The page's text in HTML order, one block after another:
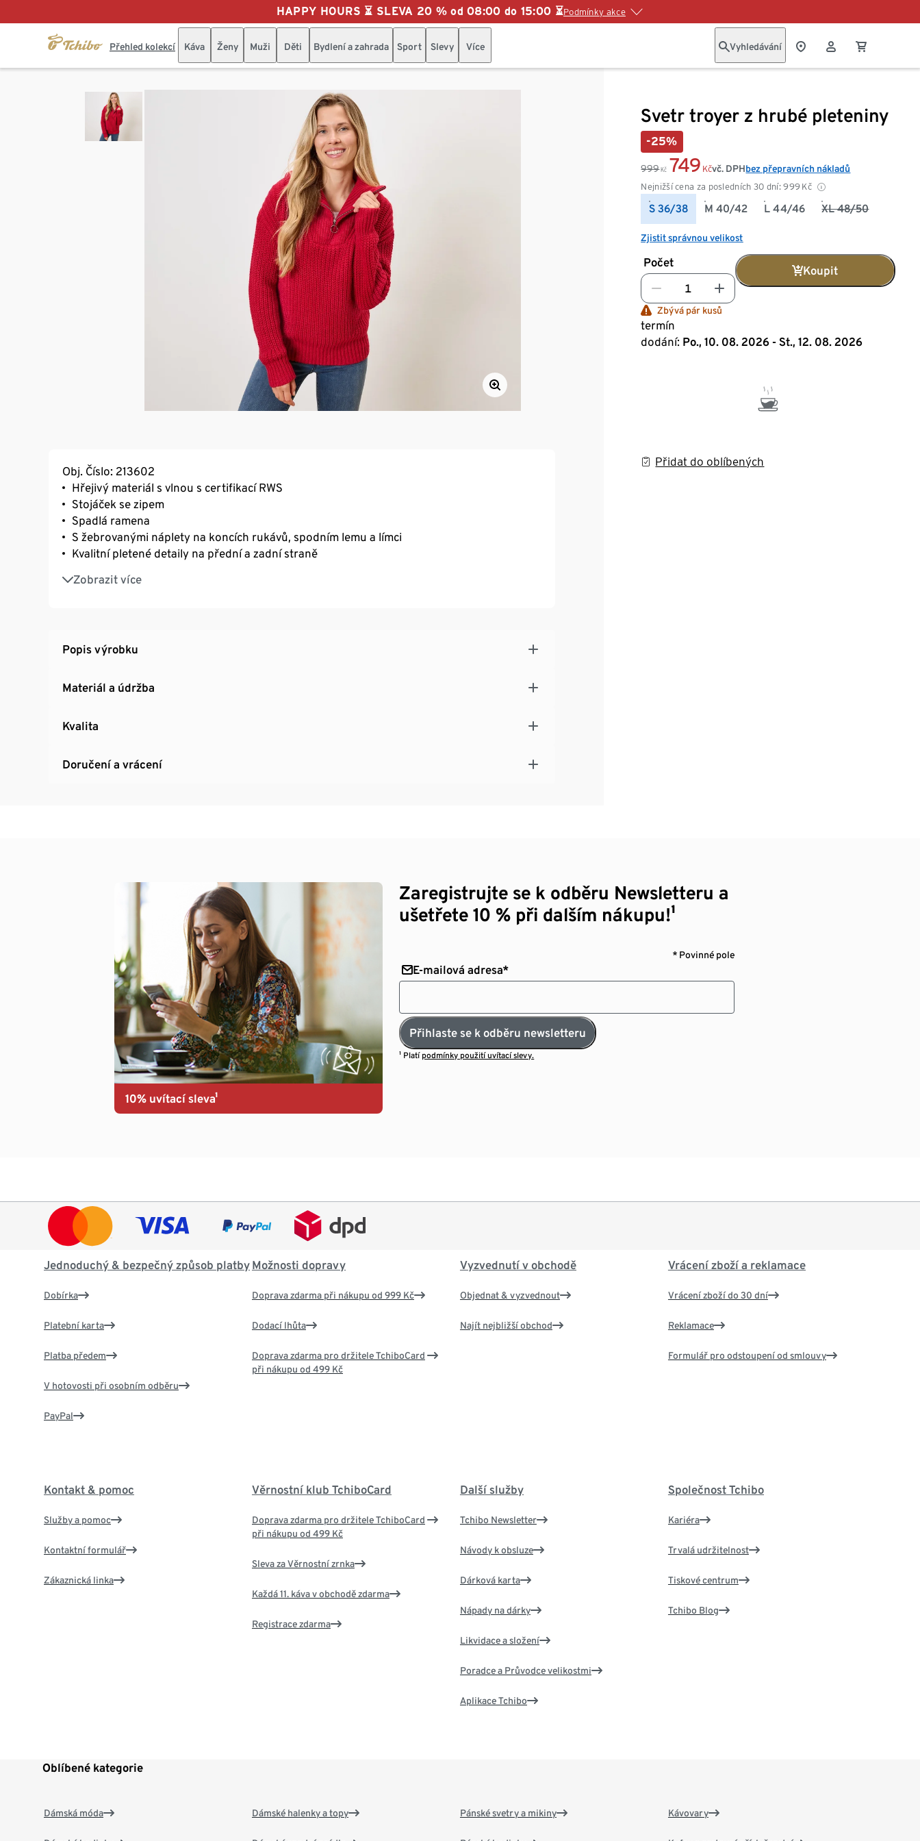
HAPPY HOURS ⏳ SLEVA 20 % od 08:00 do 15:00 ⏳Podmínky akce
Přehled kolekcí Káva Ženy Muži Děti Bydlení a zahrada Sport Slevy Více Vyhledávání
Svetr troyer z hrubé pleteniny
-25%
999 Kč 749 Kč
Nejnižší cena za posledních 30 dní: 999 Kč
vč. DPHbez přepravních nákladů
S 36/38 M 40/42 L 44/46 XL 48/50
Zjistit správnou velikost
Počet
Koupit
Zbývá pár kusů
termín
dodání: Po., 10. 08. 2026 - St., 12. 08. 2026
Přidat do oblíbených
Obj. Číslo: 213602
Hřejivý materiál s vlnou s certifikací RWS
Stojáček se zipem
Spadlá ramena
S žebrovanými náplety na koncích rukávů, spodním lemu a límci
Kvalitní pletené detaily na přední a zadní straně
Zobrazit více
Tento svetr obsahuje 15 % vlny s certifikací RWS, certifikováno prostřednictvím CU 809415
Popis výrobku
Materiál a údržba
Kvalita
Doručení a vrácení
10% uvítací sleva¹
Zaregistrujte se k odběru Newsletteru a
ušetřete 10 % při dalším nákupu!¹
* Povinné pole
E-mailová adresa*
Přihlaste se k odběru newsletteru
¹ Platí podmínky použití uvítací slevy.
Jednoduchý & bezpečný způsob platby
Dobírka
Platební karta
Platba předem
V hotovosti při osobním odběru
PayPal
Možnosti dopravy
Doprava zdarma při nákupu od 999 Kč
Dodací lhůta
Doprava zdarma pro držitele TchiboCard
při nákupu od 499 Kč
Vyzvednutí v obchodě
Objednat & vyzvednout
Najít nejbližší obchod
Vrácení zboží a reklamace
Vrácení zboží do 30 dní
Reklamace
Formulář pro odstoupení od smlouvy
Kontakt & pomoc
Služby a pomoc
Kontaktní formulář
Zákaznická linka
Věrnostní klub TchiboCard
Doprava zdarma pro držitele TchiboCard
při nákupu od 499 Kč
Sleva za Věrnostní zrnka
Každá 11. káva v obchodě zdarma
Registrace zdarma
Další služby
Tchibo Newsletter
Návody k obsluze
Dárková karta
Nápady na dárky
Likvidace a složení
Poradce a Průvodce velikostmi
Aplikace Tchibo
Společnost Tchibo
Kariéra
Trvalá udržitelnost
Tiskové centrum
Tchibo Blog
Oblíbené kategorie
Dámská móda Dámské halenky a topy Pánské svetry a mikiny Kávovary